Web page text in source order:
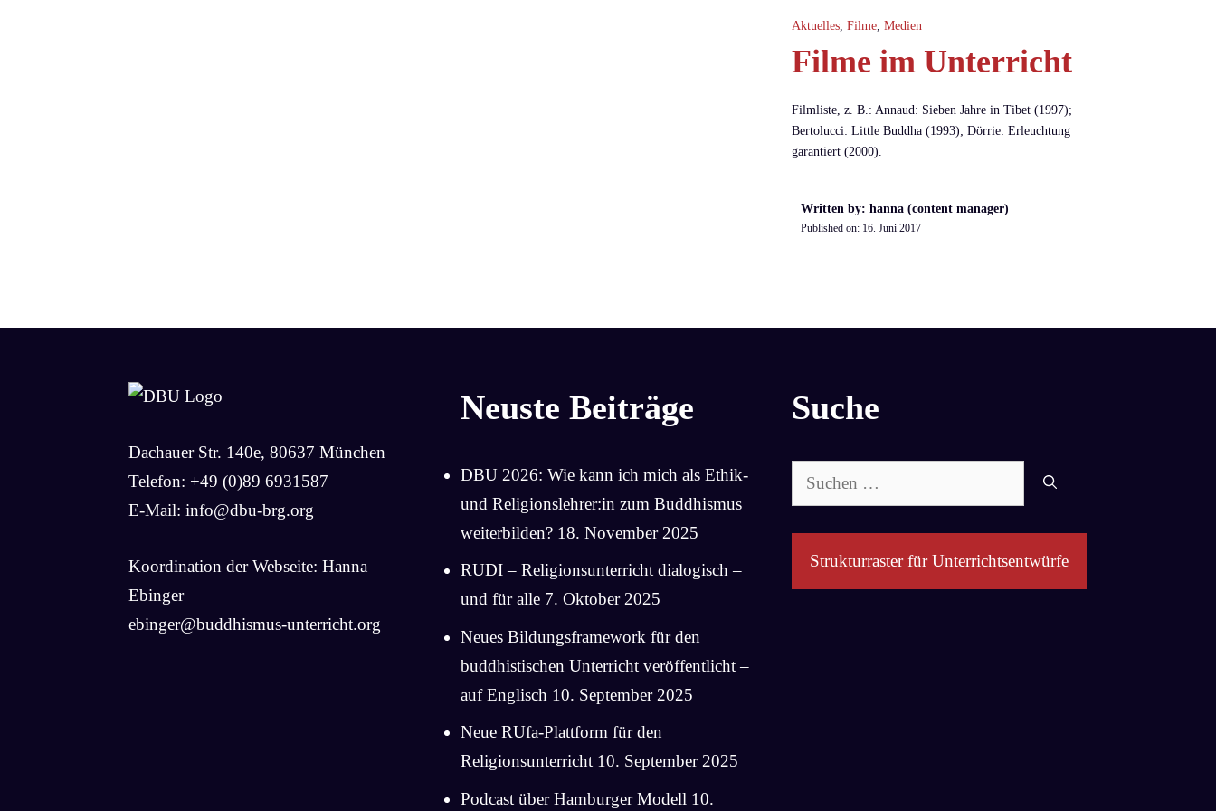
Aktuelles ,Filme ,Medien
Filme im Unterricht
Filmliste, z. B.: Annaud: Sieben Jahre in Tibet (1997);
Bertolucci: Little Buddha (1993); Dörrie: Erleuchtung
garantiert (2000).
Written by: hanna (content manager)
Published on: 16. Juni 2017
Dachauer Str. 140e, 80637 München
Telefon: +49 (0)89 6931587
E-Mail: info@dbu-brg.org
Koordination der Webseite: Hanna
Ebinger
ebinger@buddhismus-unterricht.org
Neuste Beiträge
DBU 2026: Wie kann ich mich als Ethik-
und Religionslehrer:in zum Buddhismus
weiterbilden? 18. November 2025
RUDI – Religionsunterricht dialogisch –
und für alle 7. Oktober 2025
Neues Bildungsframework für den
buddhistischen Unterricht veröffentlicht –
auf Englisch 10. September 2025
Neue RUfa-Plattform für den
Religionsunterricht 10. September 2025
Podcast über Hamburger Modell 10.
Suche
Suchen
nach:
Strukturraster für Unterrichtsentwürfe